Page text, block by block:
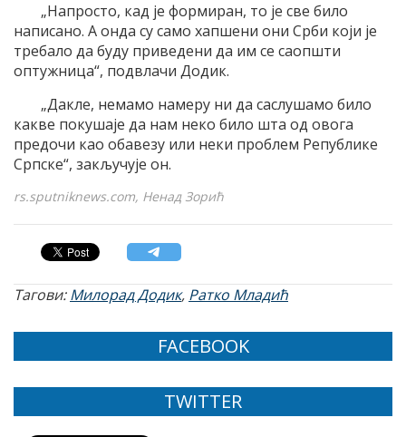
„Напросто, кад је формиран, то је све било
написано. А онда су само хапшени они Срби који је
требало да буду приведени да им се саопшти
оптужница“, подвлачи Додик.
„Дакле, немамо намеру ни да саслушамо било
какве покушаје да нам неко било шта од овога
предочи као обавезу или неки проблем Републике
Српске“, закључује он.
rs.sputniknews.com, Ненад Зорић
Тагови:Милорад Додик, Ратко Младић
FACEBOOK
TWITTER